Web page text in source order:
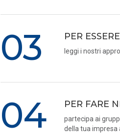
03 PER
leggi i nostri
04 PER FARE
partecipa ai
della tua impresa